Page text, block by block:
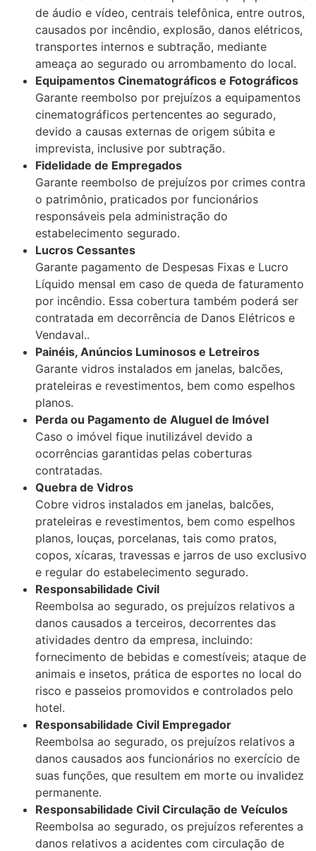
de áudio e vídeo, centrais telefônica, entre outros,
causados por incêndio, explosão, danos elétricos,
transportes internos e subtração, mediante
ameaça ao segurado ou arrombamento do local.
Equipamentos Cinematográficos e Fotográficos
Garante reembolso por prejuízos a equipamentos
cinematográficos pertencentes ao segurado,
devido a causas externas de origem súbita e
imprevista, inclusive por subtração.
Fidelidade de Empregados
Garante reembolso de prejuízos por crimes contra
o patrimônio, praticados por funcionários
responsáveis pela administração do
estabelecimento segurado.
Lucros Cessantes
Garante pagamento de Despesas Fixas e Lucro
Líquido mensal em caso de queda de faturamento
por incêndio. Essa cobertura também poderá ser
contratada em decorrência de Danos Elétricos e
Vendaval..
Painéis, Anúncios Luminosos e Letreiros
Garante vidros instalados em janelas, balcões,
prateleiras e revestimentos, bem como espelhos
planos.
Perda ou Pagamento de Aluguel de Imóvel
Caso o imóvel fique inutilizável devido a
ocorrências garantidas pelas coberturas
contratadas.
Quebra de Vidros
Cobre vidros instalados em janelas, balcões,
prateleiras e revestimentos, bem como espelhos
planos, louças, porcelanas, tais como pratos,
copos, xícaras, travessas e jarros de uso exclusivo
e regular do estabelecimento segurado.
Responsabilidade Civil
Reembolsa ao segurado, os prejuízos relativos a
danos causados a terceiros, decorrentes das
atividades dentro da empresa, incluindo:
fornecimento de bebidas e comestíveis; ataque de
animais e insetos, prática de esportes no local do
risco e passeios promovidos e controlados pelo
hotel.
Responsabilidade Civil Empregador
Reembolsa ao segurado, os prejuízos relativos a
danos causados aos funcionários no exercício de
suas funções, que resultem em morte ou invalidez
permanente.
Responsabilidade Civil Circulação de Veículos
Reembolsa ao segurado, os prejuízos referentes a
danos relativos a acidentes com circulação de